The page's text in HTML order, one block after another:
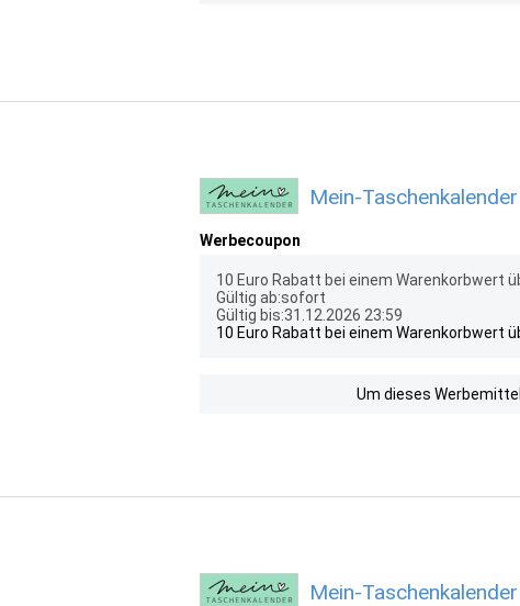
Mein-
Werbecoupon
10 Euro Rabatt bei einem Warenkorbwert
Gültig ab:sofort
Gültig bis:31.12.2026 23:59
10 Euro Rabatt bei einem Warenkorbwert
Um dieses
Mein-